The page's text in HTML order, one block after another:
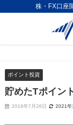
株・FX口座
ポイント投資
貯めたTポイン
2019年7月26日 2021年